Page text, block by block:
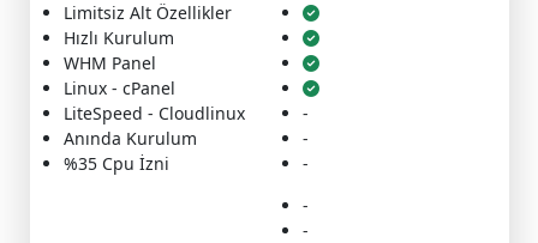
Limitsiz Alt Özellikler
Hızlı Kurulum
WHM Panel
Linux - cPanel
LiteSpeed - Cloudlinux
Anında Kurulum
%35 Cpu İzni
-
-
-
-
-